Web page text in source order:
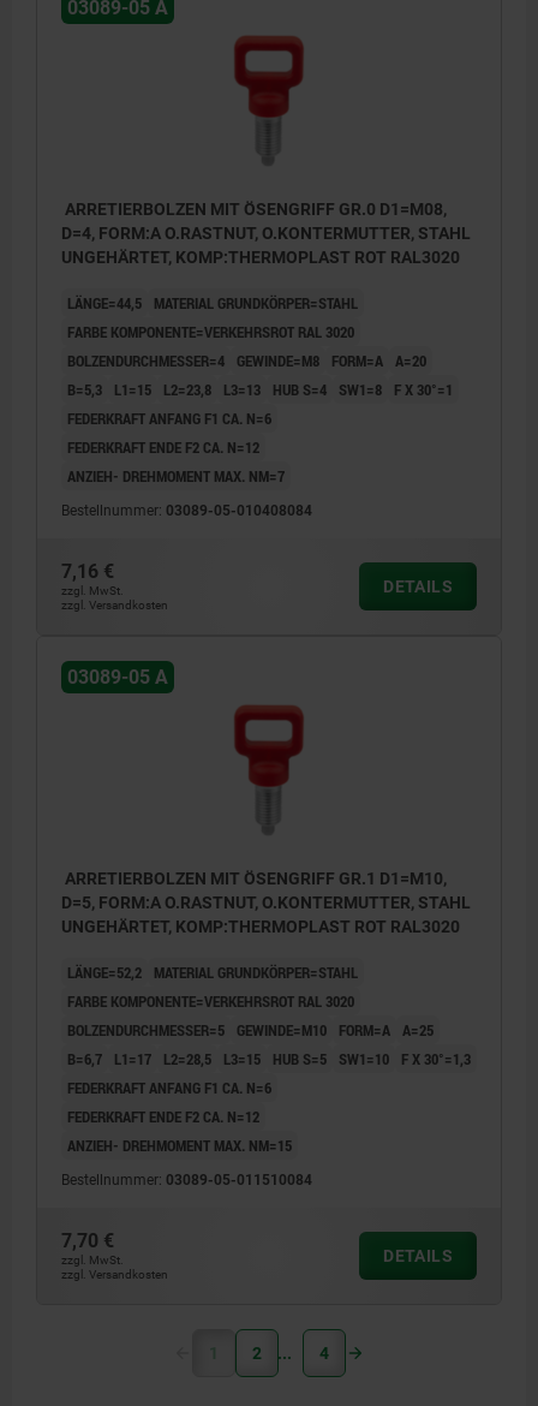
03089-05 A
ARRETIERBOLZEN MIT ÖSENGRIFF GR.0 D1=M08,
D=4, FORM:A O.RASTNUT, O.KONTERMUTTER, STAHL
UNGEHÄRTET, KOMP:THERMOPLAST ROT RAL3020
LÄNGE=44,5
MATERIAL GRUNDKÖRPER=STAHL
FARBE KOMPONENTE=VERKEHRSROT RAL 3020
BOLZENDURCHMESSER=4
GEWINDE=M8 FORM=A A=20
B=5,3
L1=15 L2=23,8 L3=13 HUB S=4 SW1=8
F X 30°=1
FEDERKRAFT ANFANG F1 CA. N=6
FEDERKRAFT ENDE F2 CA. N=12
ANZIEH- DREHMOMENT MAX. NM=7
Bestellnummer: 03089-05-010408084
7,16 €
zzgl. MwSt.
zzgl. Versandkosten
DETAILS
03089-05 A
ARRETIERBOLZEN MIT ÖSENGRIFF GR.1 D1=M10,
D=5, FORM:A O.RASTNUT, O.KONTERMUTTER, STAHL
UNGEHÄRTET, KOMP:THERMOPLAST ROT RAL3020
LÄNGE=52,2
MATERIAL GRUNDKÖRPER=STAHL
FARBE KOMPONENTE=VERKEHRSROT RAL 3020
BOLZENDURCHMESSER=5
GEWINDE=M10 FORM=A A=25
B=6,7
L1=17 L2=28,5 L3=15 HUB S=5 SW1=10
F X 30°=1,3
FEDERKRAFT ANFANG F1 CA. N=6
FEDERKRAFT ENDE F2 CA. N=12
ANZIEH- DREHMOMENT MAX. NM=15
Bestellnummer: 03089-05-011510084
7,70 €
zzgl. MwSt.
zzgl. Versandkosten
DETAILS
1 2 4